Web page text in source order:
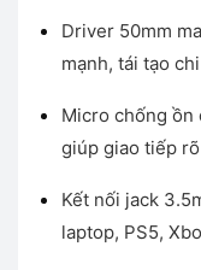
Driver 50mm
mạnh, tái tạo
Micro chống ồn
giúp giao tiếp
Kết nối jack
laptop, PS5,